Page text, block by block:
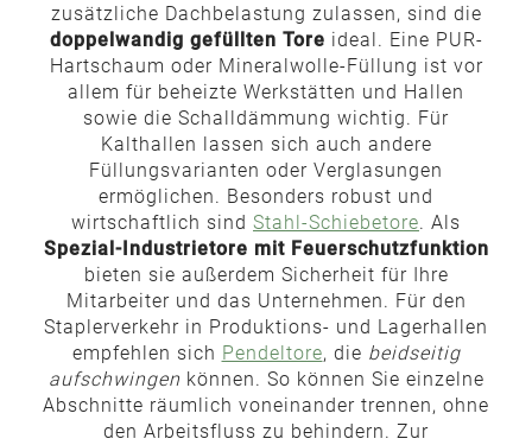
zusätzliche Dachbelastung zulassen, sind die
doppelwandig gefüllten Tore ideal. Eine PUR-
Hartschaum oder Mineralwolle-Füllung ist vor
allem für beheizte Werkstätten und Hallen
sowie die Schalldämmung wichtig. Für
Kalthallen lassen sich auch andere
Füllungsvarianten oder Verglasungen
ermöglichen. Besonders robust und
wirtschaftlich sind Stahl-Schiebetore. Als
Spezial-Industrietore mit Feuerschutzfunktion
bieten sie außerdem Sicherheit für Ihre
Mitarbeiter und das Unternehmen. Für den
Staplerverkehr in Produktions- und Lagerhallen
empfehlen sich Pendeltore, die beidseitig
aufschwingen können. So können Sie einzelne
Abschnitte räumlich voneinander trennen, ohne
den Arbeitsfluss zu behindern. Zur